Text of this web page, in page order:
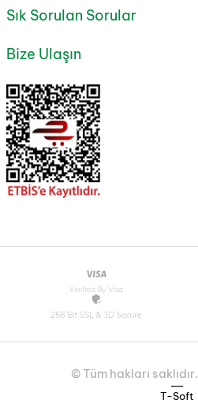
Sık Sorulan Sorular
Bize Ulaşın
© Tüm hakları saklıdır.
|
T-Soft